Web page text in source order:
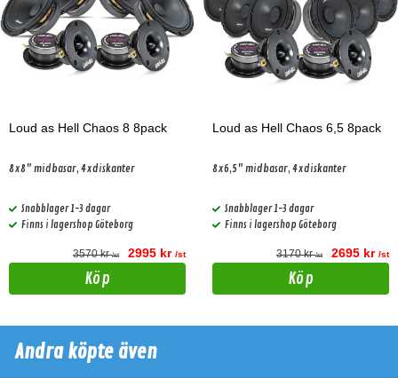
Loud as Hell Chaos 8 8pack
8x8" midbasar, 4xdiskanter
Snabblager 1-3 dagar
Finns i lagershop Göteborg
3570 kr/st 2995 kr /st
Köp
Loud as Hell Chaos 6,5 8pack
8x6,5" midbasar, 4xdiskanter
Snabblager 1-3 dagar
Finns i lagershop Göteborg
3170 kr/st 2695 kr /st
Köp
Andra köpte även